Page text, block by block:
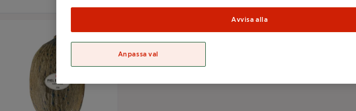
Avvisa alla
Anpassa val